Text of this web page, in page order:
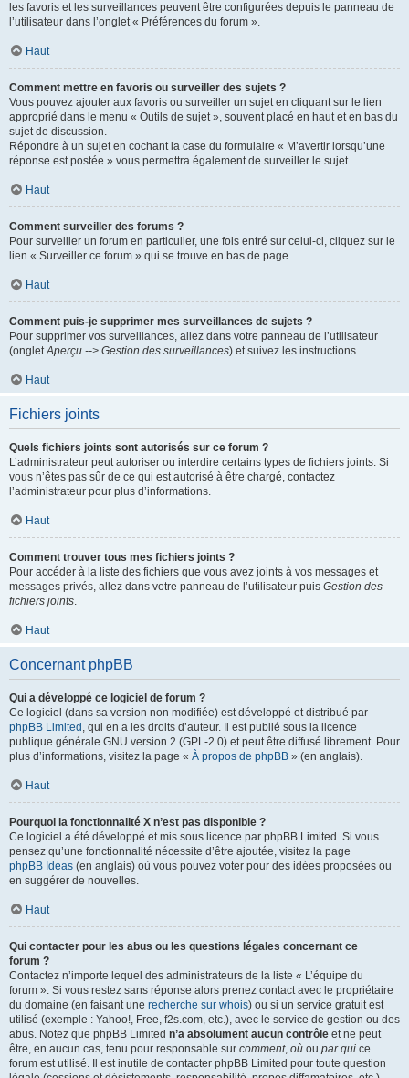
les favoris et les surveillances peuvent être configurées depuis le panneau de
l’utilisateur dans l’onglet « Préférences du forum ».
Haut
Comment mettre en favoris ou surveiller des sujets ?
Vous pouvez ajouter aux favoris ou surveiller un sujet en cliquant sur le lien
approprié dans le menu « Outils de sujet », souvent placé en haut et en bas du
sujet de discussion.
Répondre à un sujet en cochant la case du formulaire « M’avertir lorsqu’une
réponse est postée » vous permettra également de surveiller le sujet.
Haut
Comment surveiller des forums ?
Pour surveiller un forum en particulier, une fois entré sur celui-ci, cliquez sur le
lien « Surveiller ce forum » qui se trouve en bas de page.
Haut
Comment puis-je supprimer mes surveillances de sujets ?
Pour supprimer vos surveillances, allez dans votre panneau de l’utilisateur
(ongletAperçu --> Gestion des surveillances) et suivez les instructions.
Haut
Fichiers joints
Quels fichiers joints sont autorisés sur ce forum ?
L’administrateur peut autoriser ou interdire certains types de fichiers joints. Si
vous n’êtes pas sûr de ce qui est autorisé à être chargé, contactez
l’administrateur pour plus d’informations.
Haut
Comment trouver tous mes fichiers joints ?
Pour accéder à la liste des fichiers que vous avez joints à vos messages et
messages privés, allez dans votre panneau de l’utilisateur puis Gestion des
fichiers joints.
Haut
Concernant phpBB
Qui a développé ce logiciel de forum ?
Ce logiciel (dans sa version non modifiée) est développé et distribué par
phpBB Limited , qui en a les droits d’auteur. Il est publié sous la licence
publique générale GNU version 2 (GPL-2.0) et peut être diffusé librement. Pour
plus d’informations, visitez la page « À propos de phpBB » (en anglais).
Haut
Pourquoi la fonctionnalité X n’est pas disponible ?
Ce logiciel a été développé et mis sous licence par phpBB Limited. Si vous
pensez qu’une fonctionnalité nécessite d’être ajoutée, visitez la page
phpBB Ideas (en anglais) où vous pouvez voter pour des idées proposées ou
en suggérer de nouvelles.
Haut
Qui contacter pour les abus ou les questions légales concernant ce
forum ?
Contactez n’importe lequel des administrateurs de la liste « L’équipe du
forum ». Si vous restez sans réponse alors prenez contact avec le propriétaire
du domaine (en faisant une recherche sur whois) ou si un service gratuit est
utilisé (exemple : Yahoo!, Free, f2s.com, etc.), avec le service de gestion ou des
abus. Notez que phpBB Limited n’a absolument aucun contrôle et ne peut
être, en aucun cas, tenu pour responsable sur comment, où ou par qui ce
forum est utilisé. Il est inutile de contacter phpBB Limited pour toute question